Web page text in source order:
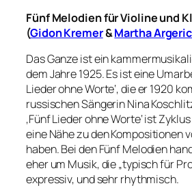
Fünf Melodien für Violine und
(Gidon Kremer&Martha
Das Ganze ist ein
dem Jahre 1925. Es ist eine
Lieder ohne Worte‘, die er 1920
russischen Sängerin Nina
‚Fünf Lieder ohne Worte‘ ist
eine Nähe zu den Kompositionen
haben. Bei den Fünf Melodien
eher um Musik, die „typisch für
expressiv, und sehr rhythmisch.